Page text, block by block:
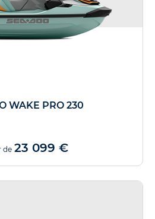
WAKE PRO 230
de 23 099 €